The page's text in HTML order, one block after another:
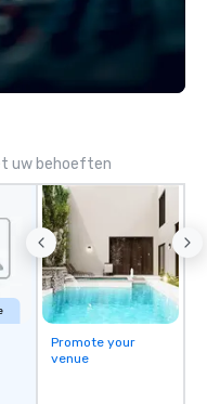
modern events. Your event photos are
them collect digital
into ROI rockstars.
uw behoeften
Promote your
venue